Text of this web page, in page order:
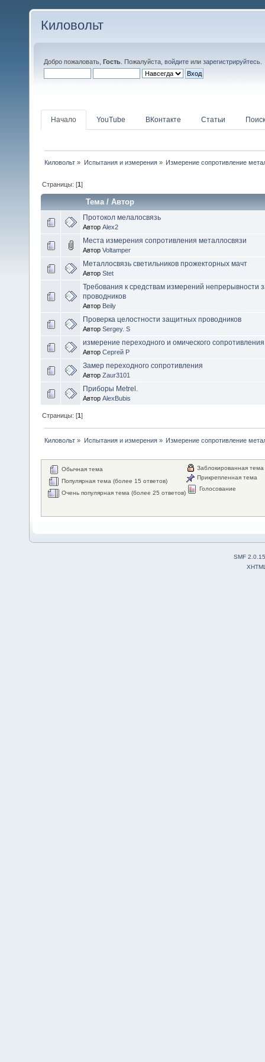
Киловольт
Добро пожаловать, Гость . Пожалуйста, войдите или зарегистрируйтесь
Начало YouTube ВКонтакте Статьи Поиск
Киловольт » Испытания и измерения» Измерение сопротивление
Страницы: [1]
Тема/Автор
Протокол мелалосвязь
Автор Alex2
Места измерения сопротивления металлосвязи
Автор Voltamper
Металлосвязь светильников прожекторных мачт
Автор Stet
Требования к средствам измерений непрерывности
проводников
Автор Beily
Проверка целостности защитных проводников
Автор Sergey. S
измерение переходного и омического сопротивления
Автор Сергей Р
Замер переходного сопротивления
Автор Zaur3101
Приборы Metrel.
Автор AlexBubis
Страницы: [1]
Киловольт » Испытания и измерения» Измерение сопротивление
Обычная тема
Популярная тема (более 15 ответов)
Очень популярная тема (более 25 ответов)
Заблокированная тема
Прикрепленная тема
Голосование
SMF 2.0.15